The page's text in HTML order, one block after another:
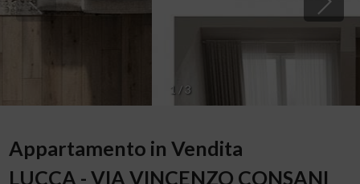
1 / 3
Appartamento in Vendita
LUCCA - VIA VINCENZO CONSANI